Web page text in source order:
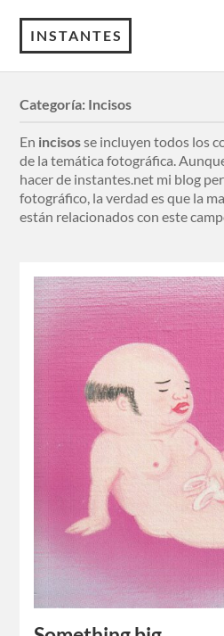
INSTANTES
Categoría: Incisos
En incisosse incluyen todos los
de la temática fotográfica.
hacer de instantes.net mi blog
fotográfico, la verdad es que la
están relacionados con este